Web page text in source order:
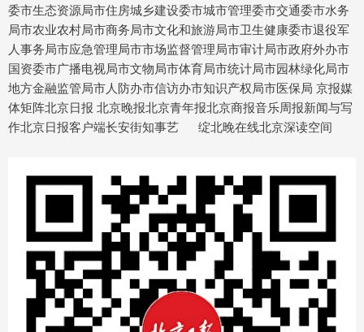
委市生态资源局市住房城乡建设委市城市管理委市交通委市水务
局市农业农村局市商务局市文化和旅游局市卫生健康委市退役军
人事务局市应急管理局市市场监督管理局市审计局市政府外办市
国资委市广播电视局市文物局市体育局市统计局市园林绿化局市
地方金融监管局市人防办市信访办市知识产权局市医保局 京报媒
体矩阵北京日报 北京晚报北京青年报北京商报音乐周报新闻与写
作北京日报客户端长安街知事艺 绽北晚在线北京深读空间